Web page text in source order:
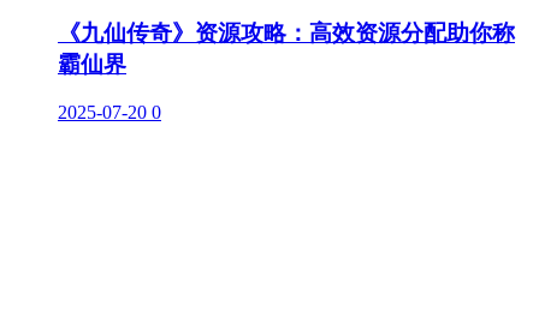
《九仙传奇》资源攻略：高效资源分配助你称
霸仙界
2025-07-20 0